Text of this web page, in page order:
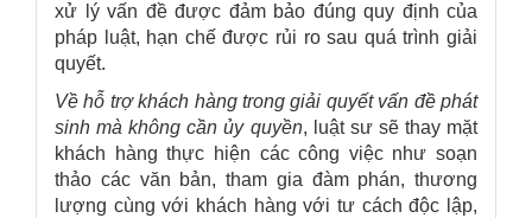
xử lý vấn đề được đảm bảo đúng quy định của
pháp luật, hạn chế được rủi ro sau quá trình giải
quyết.
Về hỗ trợ khách hàng trong giải quyết vấn đề phát
sinh mà không cần ủy quyền, luật sư sẽ thay mặt
khách hàng thực hiện các công việc như soạn
thảo các văn bản, tham gia đàm phán, thương
lượng cùng với khách hàng với tư cách độc lập,